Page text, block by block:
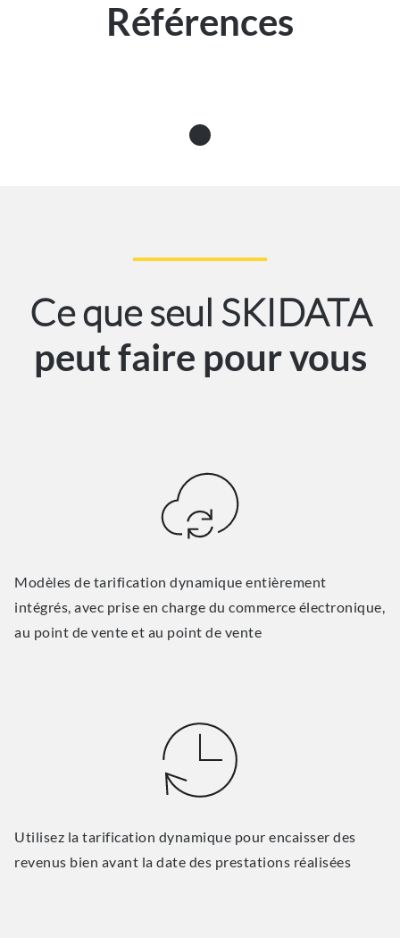
Références
Ce que seul SKIDATA
peut faire pour vous
Modèles de tarification dynamique entièrement
intégrés, avec prise en charge du commerce électronique,
au point de vente et au point de vente
Utilisez la tarification dynamique pour encaisser des
revenus bien avant la date des prestations réalisées